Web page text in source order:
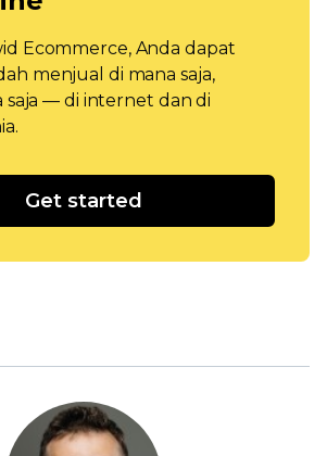
Ecommerce, Anda dapat
menjual di mana saja,
saja — di internet dan di
Get started